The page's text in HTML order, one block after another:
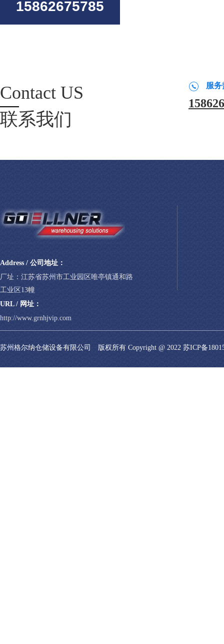
15862675785
Contact US
联系我们
服务
Address / 公司地址：
厂址：江苏省苏州市工业园区唯亭镇通和路
工业区13幢
URL / 网址：
http://www.grnhjvip.com
苏州格尔纳仓储设备有限公司 版权所有 Copyright @ 2022 苏ICP备